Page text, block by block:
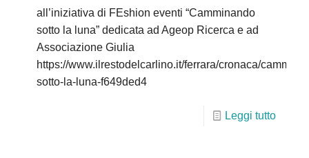
all’iniziativa di FEshion eventi “Camminando
sotto la luna” dedicata ad Ageop Ricerca e ad
Associazione Giulia
https://www.ilrestodelcarlino.it/ferrara/cronaca/
sotto-la-luna-f649ded4
Leggi tutto